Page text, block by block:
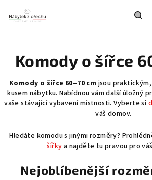
obsah
Komody o šířce
Komody o šířce 60–70 cm jsou
kusem nábytku. Nabídnou vám další úložný
vaše stávající vybavení místnosti. Vyberte si
váš domov.
Hledáte komodu s jinými rozměry?
šířky a najděte tu pravou pro
Nejoblíbenější